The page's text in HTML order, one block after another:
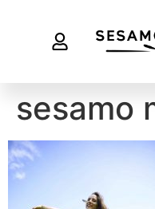
sesamo